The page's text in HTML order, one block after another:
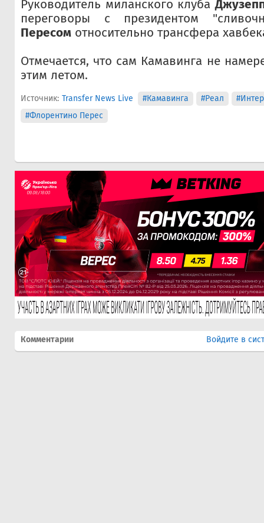
Руководитель миланского клуба
переговоры с президентом
Пересом относительно трансфера
Отмечается, что сам Камавинга не
этим летом.
Источник: Transfer News Live #Камавинга #Реал
#Интер
#Флорентино Перес
Комментарии Войдите в